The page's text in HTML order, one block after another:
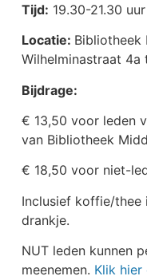
Tijd: 19.30-21.30
Locatie: Bibliotheek
Wilhelminastraat 4a
Bijdrage:
€ 13,50 voor leden
van Bibliotheek
€ 18,50 voor niet-
Inclusief koffie/thee
drankje.
NUT leden kunnen
meenemen. Klik hier